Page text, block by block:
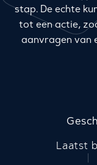
Laatst
stap. De echte
tot een actie,
aanvragen van